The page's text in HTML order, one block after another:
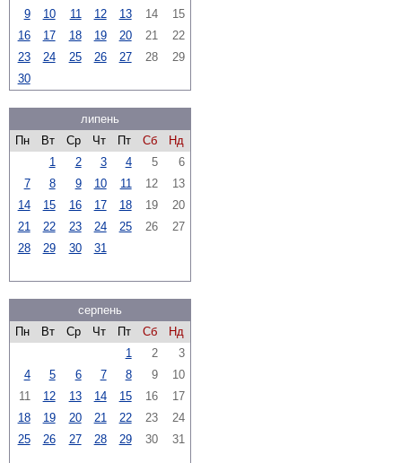
9
10 11 12 13 14
15
16
17 18 19 20 21
22
23
24 25 26 27 28
29
30
липень
Пн
Вт Ср Чт Пт Сб
Нд
1
2 3 4 5
6
7
8 9 10 11 12
13
14
15 16 17 18 19
20
21
22 23 24 25 26
27
28
29 30 31
серпень
Пн
Вт Ср Чт Пт Сб
Нд
1
2
3
4
5 6 7 8 9
10
11
12 13 14 15 16
17
18
19 20 21 22 23
24
25
26 27 28 29 30 31